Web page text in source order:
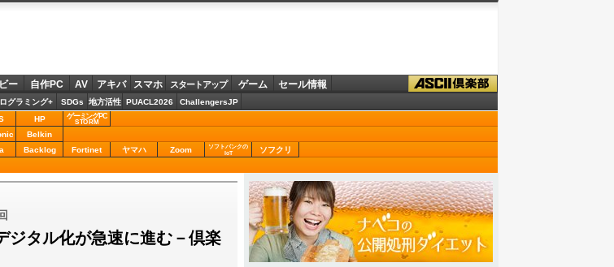
ー 自作PC AV アキバ スマホ スタートアップ ゲーム セール情報
グラミング+ SDGs 地方活性 PUACL2026 ChallengersJP
HP ゲーミングPC
STORM
Belkin
Backlog Fortinet ヤマハ Zoom
ソフトバンクの
IoT
ソフクリ
ジタル化が急速に進む－倶楽